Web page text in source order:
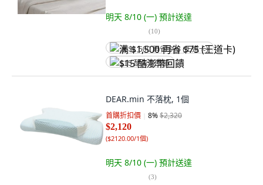
明天 8/10 (一) 預計送達
(10)
满 $1,500 再省 $75 (王道卡)
$15 酷澎幣回饋
DEAR.min 不落枕, 1個
首購折扣價 8%$2,320
$2,120
($2120.00/1個)
明天 8/10 (一) 預計送達
(3)